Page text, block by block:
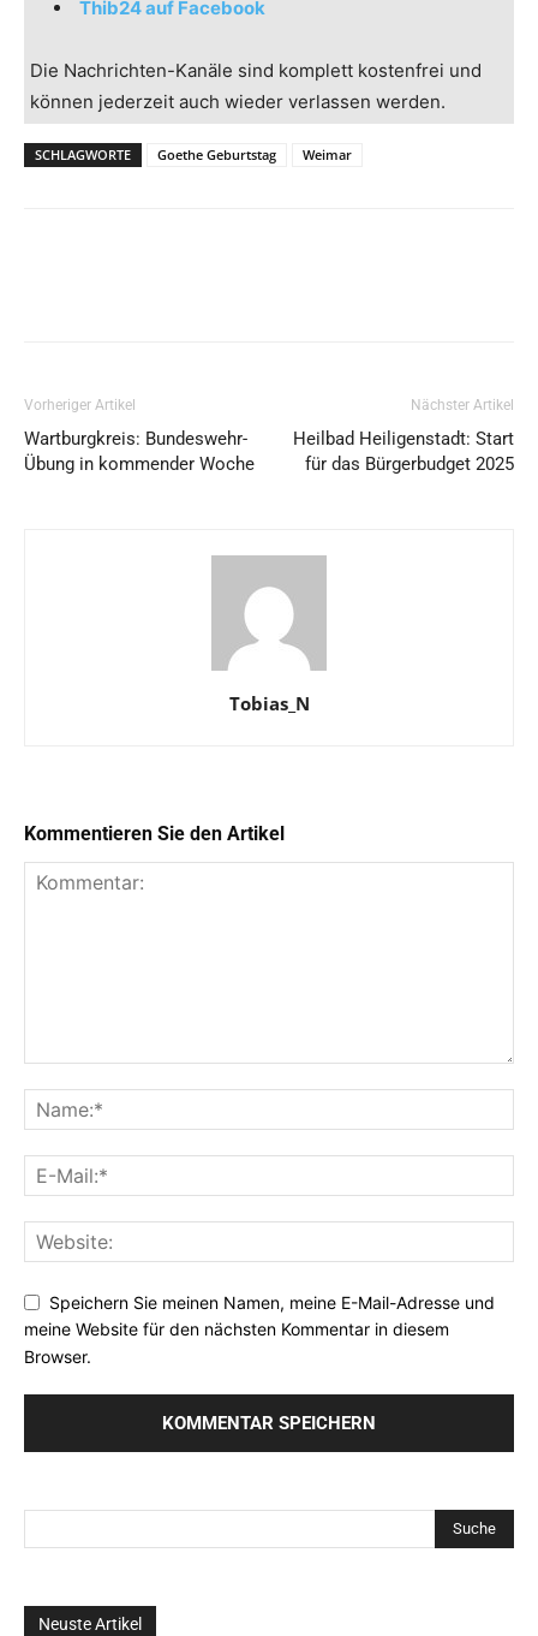
Thib24 auf Facebook
Die Nachrichten-Kanäle sind komplett kostenfrei und
können jederzeit auch wieder verlassen werden.
SCHLAGWORTE Goethe Geburtstag Weimar
Vorheriger Artikel
Wartburgkreis: Bundeswehr-
Übung in kommender Woche
Nächster Artikel
Heilbad Heiligenstadt: Start
für das Bürgerbudget 2025
Tobias_N
Kommentieren Sie den Artikel
Speichern Sie meinen Namen, meine E-Mail-Adresse und
meine Website für den nächsten Kommentar in diesem
Browser.
Neuste Artikel